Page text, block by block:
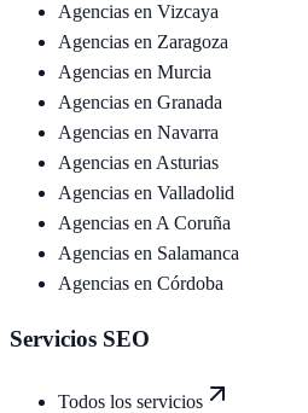
Agencias en Vizcaya
Agencias en Zaragoza
Agencias en Murcia
Agencias en Granada
Agencias en Navarra
Agencias en Asturias
Agencias en Valladolid
Agencias en A Coruña
Agencias en Salamanca
Agencias en Córdoba
Servicios SEO
Todos los servicios